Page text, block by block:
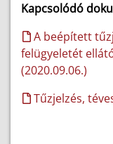
Kapcsolódó
A beépített
felügyeletét
(2020.09.06.)
Tűzjelzés,